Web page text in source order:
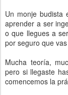
Un monje budista
aprender a ser
o que llegues a
por seguro que
Mucha teoría,
pero si llegaste
comencemos la